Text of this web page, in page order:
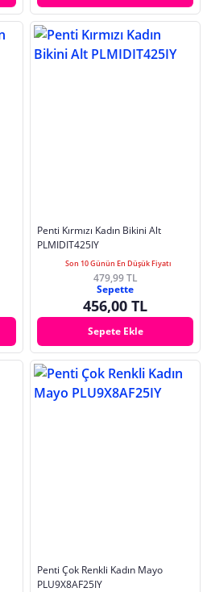
Penti Kırmızı Kadın Bikini Alt
PLMIDIT425IY
Son 10 Günün En Düşük Fiyatı
479,99 TL
Sepette
456,00 TL
Sepete Ekle
Penti Çok Renkli Kadın Mayo
PLU9X8AF25IY